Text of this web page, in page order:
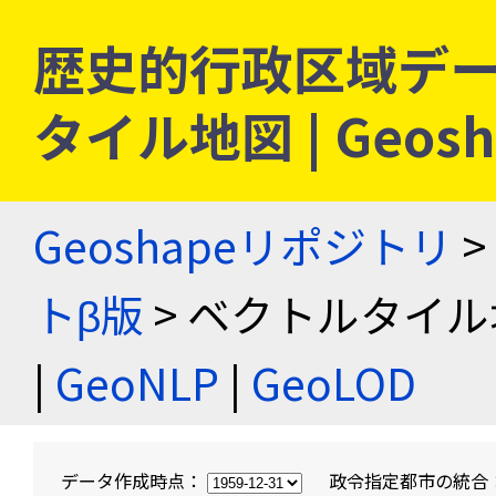
歴史的行政区域デ
タイル地図 |
Geoshapeリポジトリ >
トβ版 > ベクトルタイ
| GeoNLP | GeoLOD
データ作成時点： 政令指定都市の統